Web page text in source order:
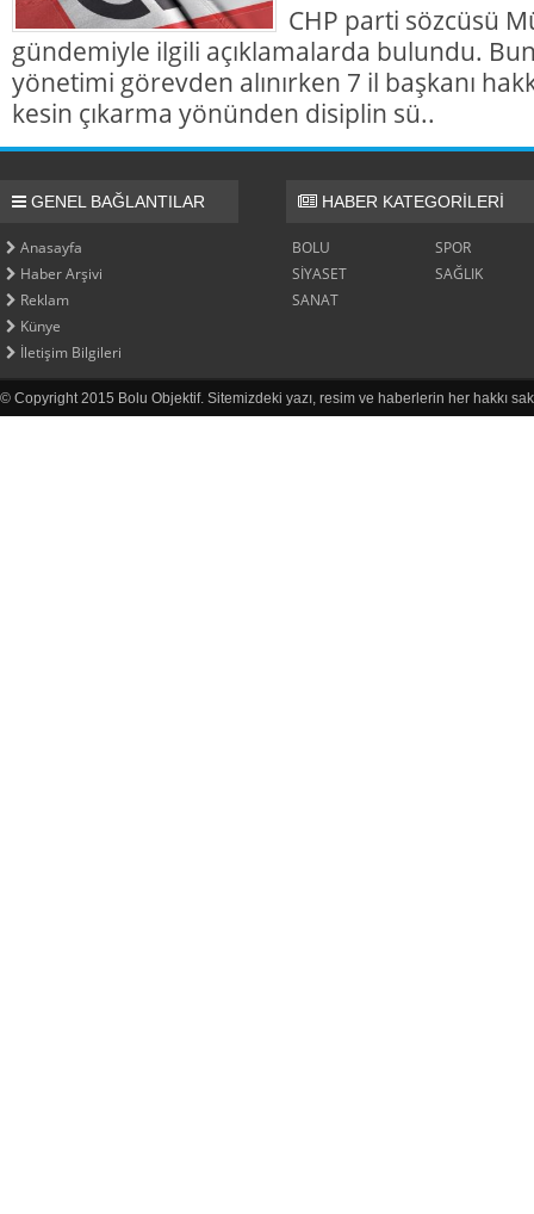
CHP parti sözcüsü
gündemiyle ilgili açıklamalarda bulundu.
yönetimi görevden alınırken 7 il başkanı
kesin çıkarma yönünden disiplin sü..
GENEL BAĞLANTILAR
Anasayfa
Haber Arşivi
Reklam
Künye
İletişim Bilgileri
HABER KATEGORİLERİ
BOLU
SPOR
SİYASET
SAĞLIK
SANAT
© Copyright 2015 Bolu Objektif. Sitemizdeki yazı, resim ve haberlerin her hakkı